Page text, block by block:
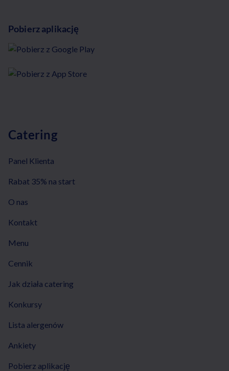
Pobierz aplikację
Catering
Panel Klienta
Rabat 35% na start
O nas
Kontakt
Menu
Cennik
Jak działa catering
Konkursy
Lista alergenów
Ankiety
Pobierz aplikację